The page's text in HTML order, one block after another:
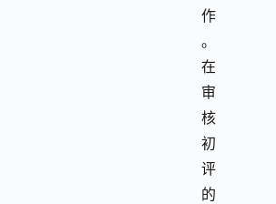
作
。
在
审
核
初
评
的